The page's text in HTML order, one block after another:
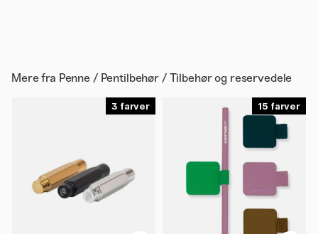
Mere fra Penne / Pentilbehør / Tilbehør og reservedele
3 15